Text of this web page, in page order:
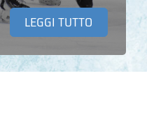
LEGGI TUTTO